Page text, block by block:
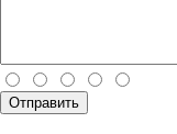
Отправить